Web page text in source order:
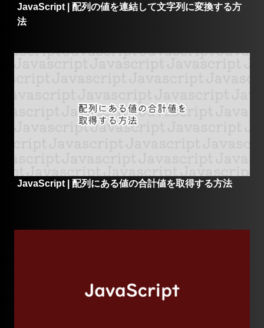
JavaScript | 配列の値を連結して文字列に変換する方
法
JavaScript | 配列にある値の合計値を取得する方法